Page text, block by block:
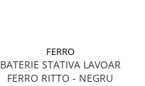
FERRO
BATERIE STATIVA LAVOAR
FERRO RITTO - NEGRU